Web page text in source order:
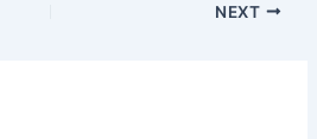
NEXT